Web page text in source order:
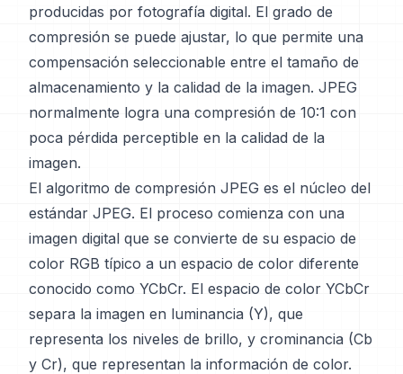
producidas por fotografía digital. El grado de
compresión se puede ajustar, lo que permite una
compensación seleccionable entre el tamaño de
almacenamiento y la calidad de la imagen. JPEG
normalmente logra una compresión de 10:1 con
poca pérdida perceptible en la calidad de la
imagen.
El algoritmo de compresión JPEG es el núcleo del
estándar JPEG. El proceso comienza con una
imagen digital que se convierte de su espacio de
color RGB típico a un espacio de color diferente
conocido como YCbCr. El espacio de color YCbCr
separa la imagen en luminancia (Y), que
representa los niveles de brillo, y crominancia (Cb
y Cr), que representan la información de color.